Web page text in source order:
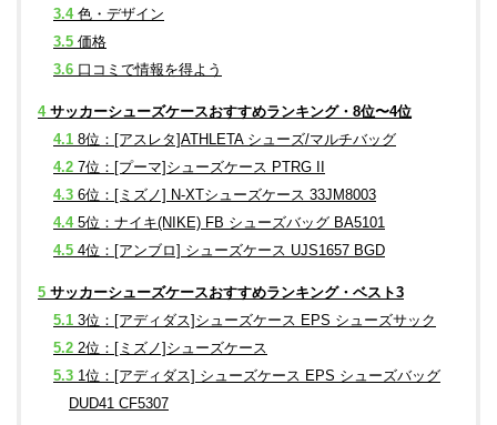
3.4色・デザイン
3.5 価格
3.6 口コミで情報を得よう
4サッカーシューズケースおすすめランキング・8位〜4位
4.1 8位：[アスレタ]ATHLETA シューズ/マルチバッグ
4.2 7位：[プーマ]シューズケース PTRG II
4.3 6位：[ミズノ] N-XTシューズケース 33JM8003
4.45位：ナイキ(NIKE) FB シューズバッグ BA5101
4.5 4位：[アンブロ] シューズケース UJS1657 BGD
5 サッカーシューズケースおすすめランキング・ベスト3
5.1 3位：[アディダス]シューズケース EPS シューズサック
5.2 2位：[ミズノ]シューズケース
5.3 1位：[アディダス] シューズケース EPS シューズバッグ
DUD41 CF5307